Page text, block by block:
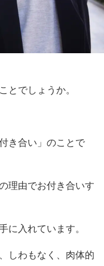
とでしょうか。
き合い」のことで
理由でお付き合いす
に入れています。
しわもなく、肉体的